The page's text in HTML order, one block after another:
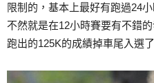
限制的，基本上最好有跑過24
不然就是在12小時賽要有不錯
跑出的125K的成績掉車尾入選